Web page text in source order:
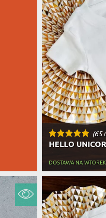
(65
HELLO
DOSTAWA NA